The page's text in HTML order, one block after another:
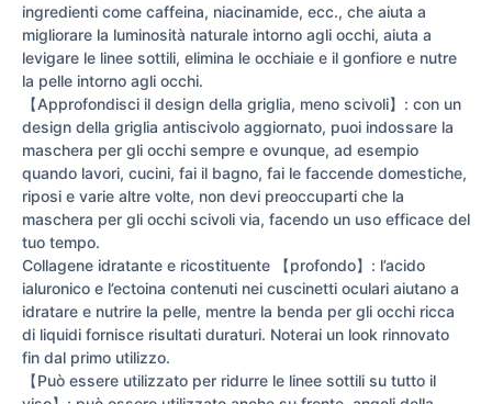
ingredienti come caffeina, niacinamide, ecc., che aiuta a
migliorare la luminosità naturale intorno agli occhi, aiuta a
levigare le linee sottili, elimina le occhiaie e il gonfiore e nutre
la pelle intorno agli occhi.
【Approfondisci il design della griglia, meno scivoli】: con un
design della griglia antiscivolo aggiornato, puoi indossare la
maschera per gli occhi sempre e ovunque, ad esempio
quando lavori, cucini, fai il bagno, fai le faccende domestiche,
riposi e varie altre volte, non devi preoccuparti che la
maschera per gli occhi scivoli via, facendo un uso efficace del
tuo tempo.
Collagene idratante e ricostituente 【profondo】: l’acido
ialuronico e l’ectoina contenuti nei cuscinetti oculari aiutano a
idratare e nutrire la pelle, mentre la benda per gli occhi ricca
di liquidi fornisce risultati duraturi. Noterai un look rinnovato
fin dal primo utilizzo.
【Può essere utilizzato per ridurre le linee sottili su tutto il